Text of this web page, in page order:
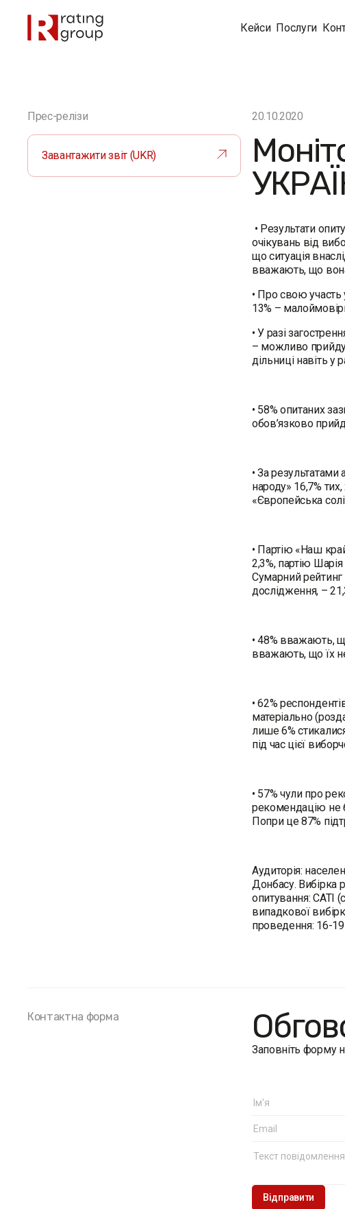
Кейси Послуги
Прес-релізи
Завантажити звіт (UKR)
20.10.2020
• Результати
очікувань від
що ситуація
вважають, що вона
• Про свою
13% –
• У разі
– можливо
дільниці навіть у
• 58% опитаних
обов’язково
• За результатами
народу» 16,7%
«Європейська
• Партію «Наш
2,3%, партію
Сумарний рейтинг
дослідження, –
• 48% вважають,
вважають, що їх не
• 62%
матеріально
лише 6%
під час цієї
• 57% чули про
рекомендацію не
Попри це 87%
Аудиторія:
Донбасу. Вибірка
опитування: CATI
випадкової
проведення: 16-
Контактна форма
Заповніть форму